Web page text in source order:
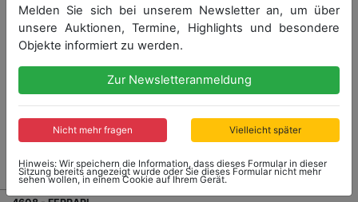
Melden Sie sich bei unserem Newsletter an, um über
unsere Auktionen, Termine, Highlights und besondere
Objekte informiert zu werden.
Zur Newsletteranmeldung
Nicht mehr fragen Vielleicht später
Hinweis: Wir speichern die Information, dass dieses Formular in dieser
Sitzung bereits angezeigt wurde oder Sie dieses Formular nicht mehr
sehen wollen, in einem Cookie auf Ihrem Gerät.